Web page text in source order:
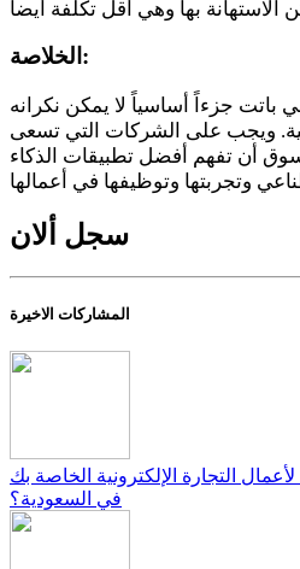
الخلاصة:
باتت جزءاً أساسياً لا يمكن نكرانه
ويجب على الشركات التي تسعى
أن تفهم أفضل تطبيقات الذكاء
سجل ألان
المشاركات الاخيرة
التجارة الإلكترونية الخاصة بك
في السعودية؟